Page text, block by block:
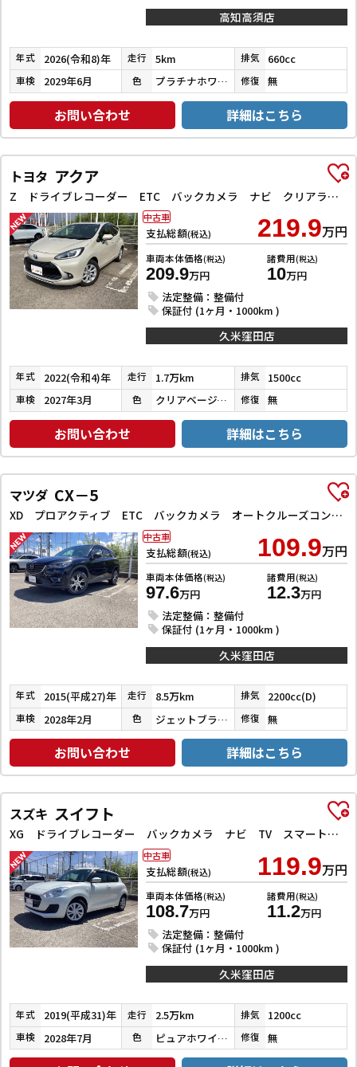
高知高須店
年式 2026(令和8)年 走行 5km 排気 660cc
車検 2029年6月 色 プラチナホワイトパール 修復 無
お問い合わせ 詳細はこちら
トヨタ アクア
Z ドライブレコーダー ETC バックカメラ ナビ クリアランスソナー オートクルーズコントロール レーンアシスト 衝突被害軽減システム アルミホイール LEDヘッドランプ スマートキー 電動格納ミラー
支払総額(税込) 219.9万円
車両本体価格(税込)
209.9万円
諸費用(税込)
10万円
法定整備：整備付
保証付 (1ヶ月・1000km )
中古車
久米窪田店
年式 2022(令和4)年 走行 1.7万km 排気 1500cc
車検 2027年3月 色 クリアベージュメタリック 修復 無
お問い合わせ 詳細はこちら
マツダ CX－5
XD プロアクティブ ETC バックカメラ オートクルーズコントロール レーンアシスト 衝突被害軽減システム ナビ オートライト LEDヘッドランプ アルミホイール スマートキー アイドリングストップ 電動格納ミラー AT
支払総額(税込) 109.9万円
車両本体価格(税込)
97.6万円
諸費用(税込)
12.3万円
法定整備：整備付
保証付 (1ヶ月・1000km )
中古車
久米窪田店
年式 2015(平成27)年 走行 8.5万km 排気 2200cc(D)
車検 2028年2月 色 ジェットブラックマイカ 修復 無
お問い合わせ 詳細はこちら
スズキ スイフト
XG ドライブレコーダー バックカメラ ナビ TV スマートキー 電動格納ミラー シートヒーター CVT 盗難防止システム 衝突安全ボディ ABS ESC CD Bluetooth エアコン
支払総額(税込) 119.9万円
車両本体価格(税込)
108.7万円
諸費用(税込)
11.2万円
法定整備：整備付
保証付 (1ヶ月・1000km )
中古車
久米窪田店
年式 2019(平成31)年 走行 2.5万km 排気 1200cc
車検 2028年7月 色 ピュアホワイトパール 修復 無